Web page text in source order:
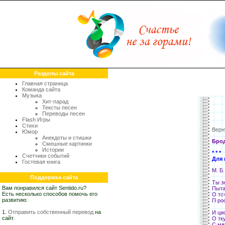
Разделы сайта
Главная страница
Команда сайта
Музыка
Хит-парад
Тексты песен
Переводы песен
Flash Игры
Стихи
Юмор
Анекдоты и стишки
Смешные картинки
Истории
Счетчики событий
Гостевая книга
Поддержка сайта
Вам понравился сайт Sentido.ru?
Есть несколько способов помочь его
развитию:
1. Отправить собственный перевод на
сайт.
* * *
Для
М. Б.
Ты
О
П
И
О